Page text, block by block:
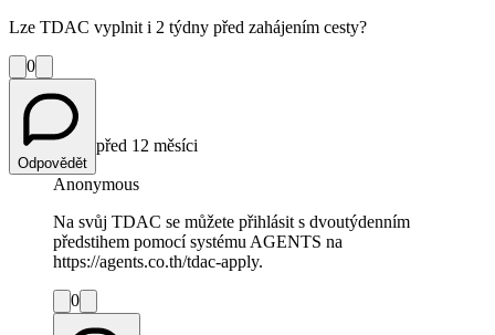
Lze TDAC vyplnit i 2 týdny před zahájením cesty?
0
Odpovědět
před 12 měsíci
Anonymous
Na svůj TDAC se můžete přihlásit s dvoutýdenním
předstihem pomocí systému AGENTS na
https://agents.co.th/tdac-apply.
0